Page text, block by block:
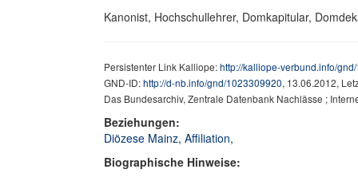
Kanonist, Hochschullehrer, Domkapitular,
Persistenter Link Kalliope:http://kalliope-verbund.info/
GND-ID:http://d-nb.info/gnd/1023309920, 13.06.2012,
Das Bundesarchiv, Zentrale Datenbank Nachlässe ;
Beziehungen:
Diözese Mainz, Affiliation,
Biographische Hinweise: